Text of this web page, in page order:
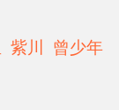
紫川
曾少年